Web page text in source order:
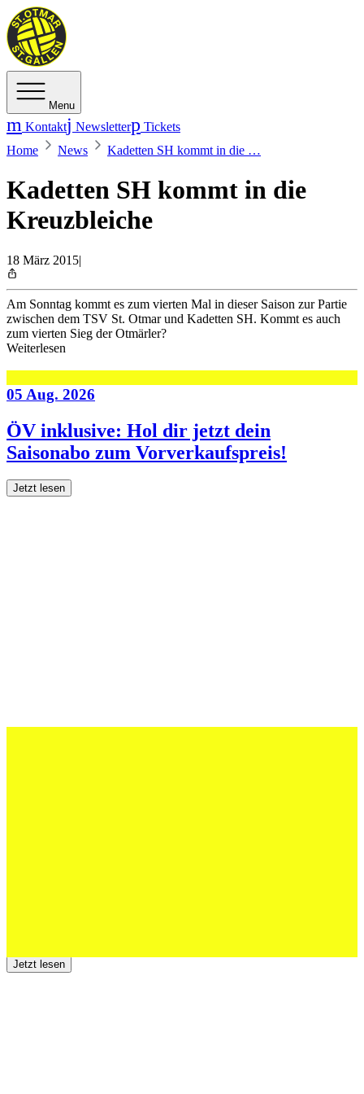
Menu
Kontakt Newsletter
Tickets
Home
News Kadetten SH kommt in die …
Kadetten SH kommt in die
Kreuzbleiche
18 März 2015|
Am Sonntag kommt es zum vierten Mal in dieser Saison zur Partie
zwischen dem TSV St. Otmar und Kadetten SH. Kommt es auch
zum vierten Sieg der Otmärler?
Weiterlesen
05 Aug. 2026
ÖV inklusive: Hol dir jetzt dein
Saisonabo zum Vorverkaufspreis!
Jetzt lesen
Jetzt lesen